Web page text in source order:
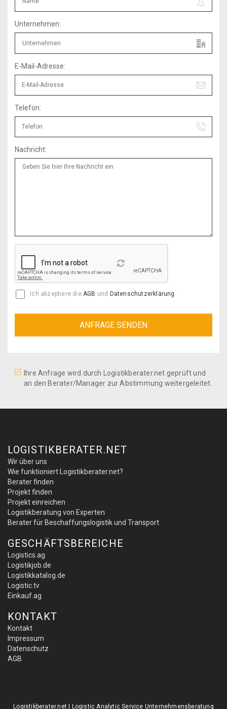
Unternehmen:
E-Mail-Adresse:
Telefon:
Nachricht:
Reload
Ich akzeptiere die AGB und Datenschutzerklärung .
Ihre Anfrage wird durch Logistikberater.net geprüft und
an den Berater/Manager zur Abstimmung weitergeleitet.
LOGISTIKBERATER.NET
Wir über uns
Wie funktioniert Logistikberater.net?
Berater finden
Projekt finden
Projekt einreichen
Logistikberatung von Experten
Berater für Beschaffungslogistik und Transport
GESCHÄFTSBEREICHE
Logistics.ag
Logistikjob.de
Logistikkatalog.de
Logistic.tv
Einkauf.ag
KONTAKT
Kontakt
Impressum
Datenschutz
AGB
Logistikberater.net | Logistic Analytic Service Unternehmensberatung